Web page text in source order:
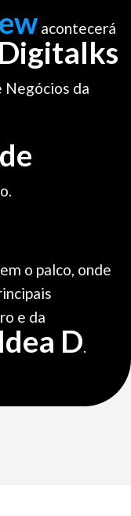
acontecerá
Digitalks
Negócios da
o palco, onde
e da
Idea D.